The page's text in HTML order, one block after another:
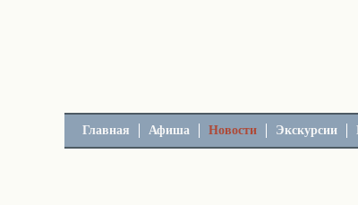
Главная Афиша Новости Экскурсии